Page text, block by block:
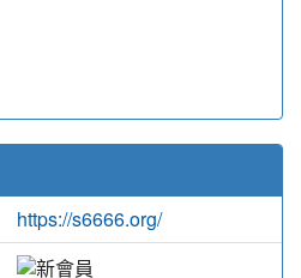
https://s6666.org/